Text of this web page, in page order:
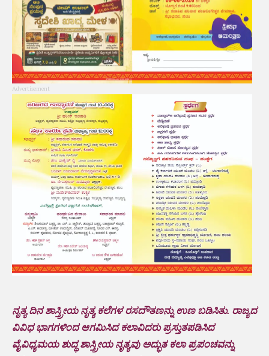
Advertisement
ನೃತ್ಯ ದಿನ ಶಾಸ್ತ್ರೀಯ ನೃತ್ಯ ಕಲೆಗಳ ರಸದೌತಣನ್ನು ಉಣ ಬಡಿಸಿತು. ರಾಜ್ಯದ
ವಿವಿಧ ಭಾಗಗಳಿಂದ ಆಗಮಿಸಿದ ಕಲಾವಿದರು ಪ್ರಸ್ತುತಪಡಿಸಿದ
ವೈವಿಧ್ಯಮಯ ಶುದ್ಧ ಶಾಸ್ತ್ರೀಯ ನೃತ್ಯವು ಅದ್ಭುತ ಕಲಾ ಪ್ರಪಂಚವನ್ನು